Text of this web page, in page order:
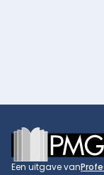
Footer
Een uitgave van